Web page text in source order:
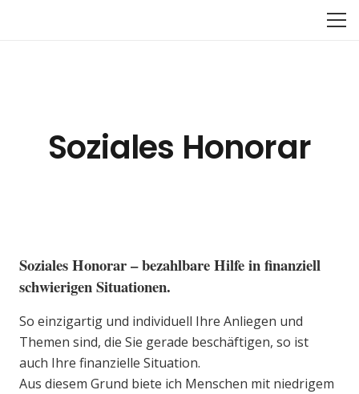
Soziales Honorar
Soziales Honorar – bezahlbare Hilfe in finanziell
schwierigen Situationen.
So einzigartig und individuell Ihre Anliegen und
Themen sind, die Sie gerade beschäftigen, so ist
auch Ihre finanzielle Situation.
Aus diesem Grund biete ich Menschen mit niedrigem